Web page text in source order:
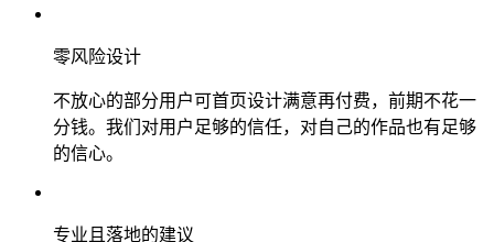
零风险设计
不放心的部分用户可首页设计满意再付费，前期不花一
分钱。我们对用户足够的信任，对自己的作品也有足够
的信心。
专业且落地的建议